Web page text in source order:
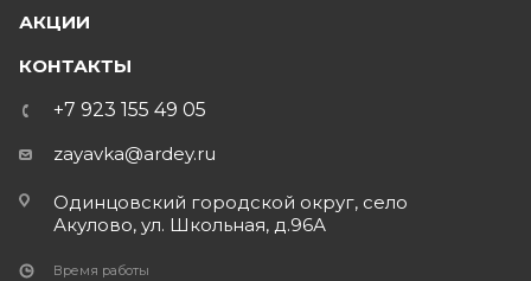
АКЦИИ
КОНТАКТЫ
+7 923 155 49 05
zayavka@ardey.ru
Одинцовский городской округ, село
Акулово, ул. Школьная, д.96А
Время работы